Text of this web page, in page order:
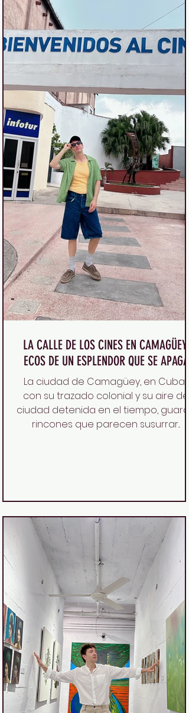
calaveras y mucho arte; este es el
altar de muertos que tienes que
visitar ya ¿Te apetece conocerla
conmigo? Vamos. If you’re looking for a
different (and
LA CALLE DE LOS CINES EN CAMAGÜEY,
ECOS DE UN ESPLENDOR QUE SE APAGA
La ciudad de Camagüey, en Cuba ,
con su trazado colonial y su aire de
ciudad detenida en el tiempo, guarda
rincones que parecen susurrar...